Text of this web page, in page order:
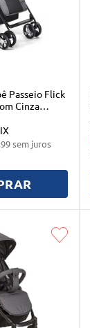
Cinza
,99sem juros